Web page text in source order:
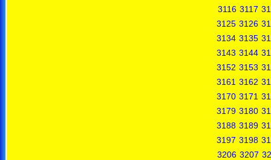
3116 3117
3125 3126
3134 3135
3143 3144
3152 3153
3161 3162
3170 3171
3179 3180
3188 3189
3197 3198
3206 3207